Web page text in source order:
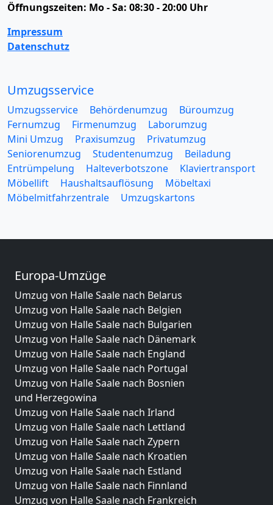
Öffnungszeiten: Mo - Sa: 08:30 - 20:00 Uhr
Impressum
Datenschutz
Umzugsservice
Umzugsservice Behördenumzug
Büroumzug
Fernumzug
Firmenumzug
Laborumzug
Mini Umzug
Praxisumzug
Privatumzug
Seniorenumzug
Studentenumzug
Beiladung
Entrümpelung
Halteverbotszone
Klaviertransport
Möbellift
Haushaltsauflösung
Möbeltaxi
Möbelmitfahrzentrale
Umzugskartons
Europa-Umzüge
Umzug von Halle Saale nach Belarus
Umzug von Halle Saale nach Belgien
Umzug von Halle Saale nach Bulgarien
Umzug von Halle Saale nach Dänemark
Umzug von Halle Saale nach England
Umzug von Halle Saale nach Portugal
Umzug von Halle Saale nach Bosnien
und Herzegowina
Umzug von Halle Saale nach Irland
Umzug von Halle Saale nach Lettland
Umzug von Halle Saale nach Zypern
Umzug von Halle Saale nach Kroatien
Umzug von Halle Saale nach Estland
Umzug von Halle Saale nach Finnland
Umzug von Halle Saale nach Frankreich